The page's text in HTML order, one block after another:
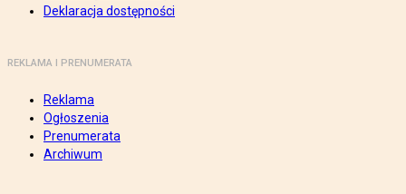
Deklaracja dostępności
REKLAMA I PRENUMERATA
Reklama
Ogłoszenia
Prenumerata
Archiwum